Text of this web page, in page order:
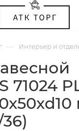
— Интерьер и
71024